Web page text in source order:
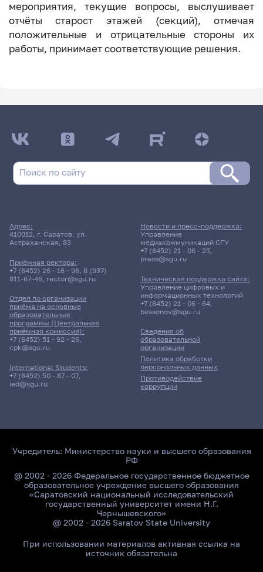
мероприятия, текущие вопросы, выслушивает
отчёты старост этажей (секций), отмечая
положительные и отрицательные стороны их
работы, принимает соответствующие решения.
Адрес:
410012, г. Саратов, ул.
Астраханская, 83
Приёмная ректора:
+7 (8452) 26 - 16 - 96, 8 (937)
811-67-46, rector@sgu.ru
Отдел по организации
приёма на основные
образовательные
программы (Центральная
приёмная комиссия):
+7 (8452) 51 - 92 - 26,
cpk@sgu.ru
International Students:
+7 (8452) 50 - 87 - 07,
ied@sgu.ru
Сведения об
образовательной
организации
Политика обработки
персональных данных
Противодействие
коррупции
Новости и пресс-поддержка:
Управление
медиакоммуникаций СГУ
+7 (8452) 21 - 06 - 25,
press@sgu.ru
Техническая поддержка сайта:
Управление цифровых и
информационных технологий
+7 (8452) 21 - 06 - 64,
bessonov@sgu.ru
Учредитель: Министерство науки и высшего образования
РФ
@ 2002 - 2026 Федеральное государственное бюджетное
образовательное учреждение высшего образования
«Саратовский национальный исследовательский
государственный университет имени Н.Г.
Чернышевского»
@ 2002 - 2026 Saratov State University
При использовании материалов активная ссылка на
источник обязательна